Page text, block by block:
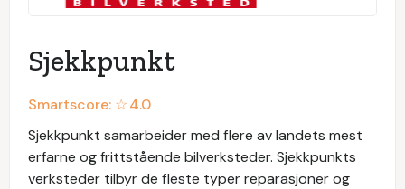
Sjekkpunkt
Smartscore: ☆4.0
Sjekkpunkt samarbeider med flere av landets mest
erfarne og frittstående bilverksteder. Sjekkpunkts
verksteder tilbyr de fleste typer reparasjoner og